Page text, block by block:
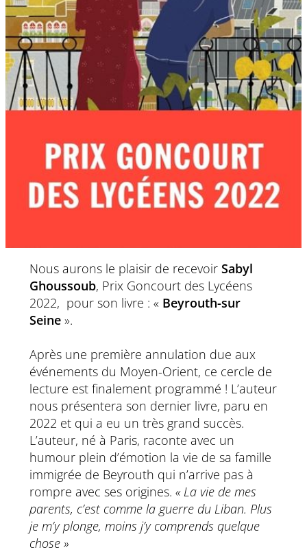
Nous aurons le plaisir de recevoir Sabyl
Ghoussoub, Prix Goncourt des Lycéens
2022, pour son livre : « Beyrouth-sur
Seine».
Après une première annulation due aux
événements du Moyen-Orient, ce cercle de
lecture est finalement programmé ! L’auteur
nous présentera son dernier livre, paru en
2022 et qui a eu un très grand succès.
L’auteur, né à Paris, raconte avec un
humour plein d’émotion la vie de sa famille
immigrée de Beyrouth qui n’arrive pas à
rompre avec ses origines. « La vie de mes
parents, c’est comme la guerre du Liban. Plus
je m’y plonge, moins j’y comprends quelque
chose »